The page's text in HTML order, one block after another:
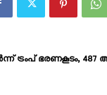
ട്രംപ് ഭരണകൂടം, 487